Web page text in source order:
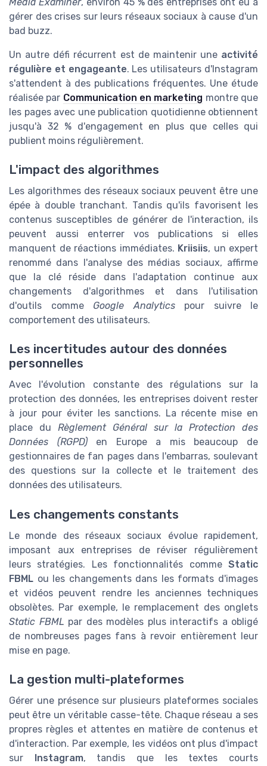
gérer des crises sur leurs réseaux sociaux à cause d'un
bad buzz.
Un autre défi récurrent est de maintenir une activité
régulière et engageante. Les utilisateurs d'Instagram
s'attendent à des publications fréquentes. Une étude
réalisée par Communication en marketing montre que
les pages avec une publication quotidienne obtiennent
jusqu'à 32 % d'engagement en plus que celles qui
publient moins régulièrement.
L'impact des algorithmes
Les algorithmes des réseaux sociaux peuvent être une
épée à double tranchant. Tandis qu'ils favorisent les
contenus susceptibles de générer de l'interaction, ils
peuvent aussi enterrer vos publications si elles
manquent de réactions immédiates. Kriisiis, un expert
renommé dans l'analyse des médias sociaux, affirme
que la clé réside dans l'adaptation continue aux
changements d'algorithmes et dans l'utilisation
d'outils comme Google Analyticspour suivre le
comportement des utilisateurs.
Les incertitudes autour des données
personnelles
Avec l'évolution constante des régulations sur la
protection des données, les entreprises doivent rester
à jour pour éviter les sanctions. La récente mise en
place du Règlement Général sur la Protection des
Données (RGPD)en Europe a mis beaucoup de
gestionnaires de fan pages dans l'embarras, soulevant
des questions sur la collecte et le traitement des
données des utilisateurs.
Les changements constants
Le monde des réseaux sociaux évolue rapidement,
imposant aux entreprises de réviser régulièrement
leurs stratégies. Les fonctionnalités comme Static
FBML ou les changements dans les formats d'images
et vidéos peuvent rendre les anciennes techniques
obsolètes. Par exemple, le remplacement des onglets
Static FBML par des modèles plus interactifs a obligé
de nombreuses pages fans à revoir entièrement leur
mise en page.
La gestion multi-plateformes
Gérer une présence sur plusieurs plateformes sociales
peut être un véritable casse-tête. Chaque réseau a ses
propres règles et attentes en matière de contenus et
d'interaction. Par exemple, les vidéos ont plus d'impact
sur Instagram, tandis que les textes courts